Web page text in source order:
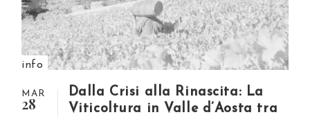
info
MAR
28
Dalla Crisi alla Rinascita: La
Viticoltura in Valle d’Aosta tra